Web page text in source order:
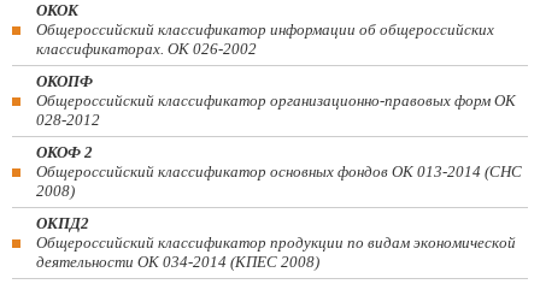
ОКОК
Общероссийский классификатор информации об общероссийских
классификаторах. ОК 026-2002
ОКОПФ
Общероссийский классификатор организационно-правовых форм ОК
028-2012
ОКОФ 2
Общероссийский классификатор основных фондов ОК 013-2014 (СНС
2008)
ОКПД2
Общероссийский классификатор продукции по видам экономической
деятельности ОК 034-2014 (КПЕС 2008)